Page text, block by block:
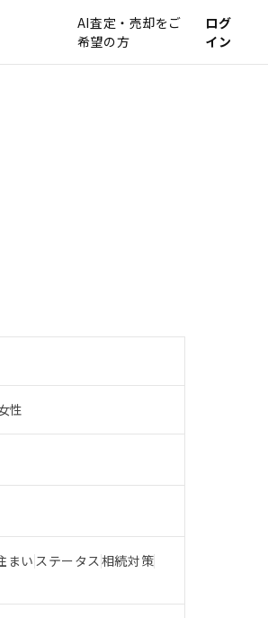
AI査定・売却をご
希望の方
ログ
イン
性
まいステータス相続対策